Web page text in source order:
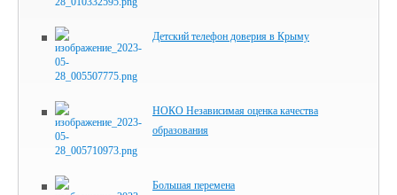
Детский телефон доверия в Крыму
НОКО Независимая оценка качества
образования
Большая перемена